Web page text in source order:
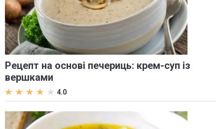
Рецепт на основі печериць: крем-суп із
вершками
4.0